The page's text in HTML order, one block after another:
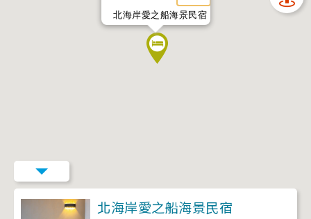
北海岸愛之船海景民宿
北海岸愛之船海景民宿